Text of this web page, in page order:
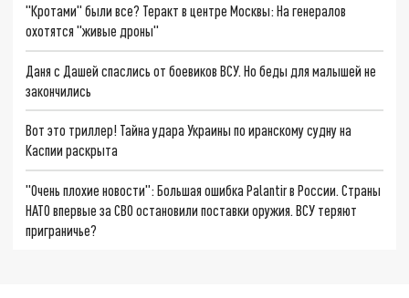
"Кротами" были все? Теракт в центре Москвы: На генералов
охотятся "живые дроны"
Даня с Дашей спаслись от боевиков ВСУ. Но беды для малышей не
закончились
Вот это триллер! Тайна удара Украины по иранскому судну на
Каспии раскрыта
"Очень плохие новости": Большая ошибка Palantir в России. Страны
НАТО впервые за СВО остановили поставки оружия. ВСУ теряют
приграничье?